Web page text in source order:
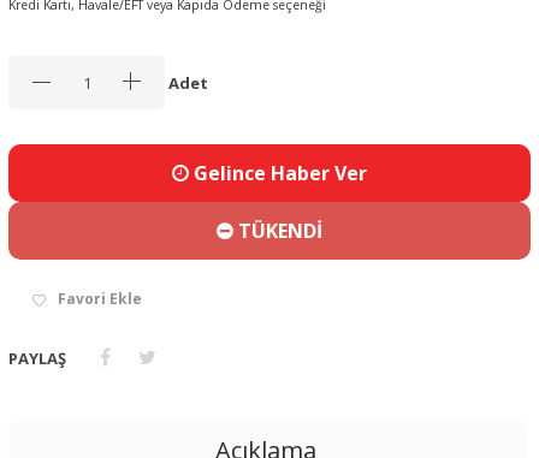
Kredi Kartı, Havale/EFT veya Kapıda Ödeme seçeneği
Adet
Gelince Haber Ver
TÜKENDİ
Favori Ekle
PAYLAŞ
Açıklama